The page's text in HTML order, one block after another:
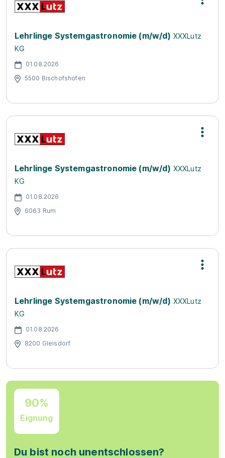
Lehrlinge Systemgastronomie (m/w/d) XXXLutz
KG
01.08.2026
5500 Bischofshofen
Lehrlinge Systemgastronomie (m/w/d) XXXLutz
KG
01.08.2026
6063 Rum
Lehrlinge Systemgastronomie (m/w/d) XXXLutz
KG
01.08.2026
8200 Gleisdorf
90%
Eignung
Du bist noch unentschlossen?